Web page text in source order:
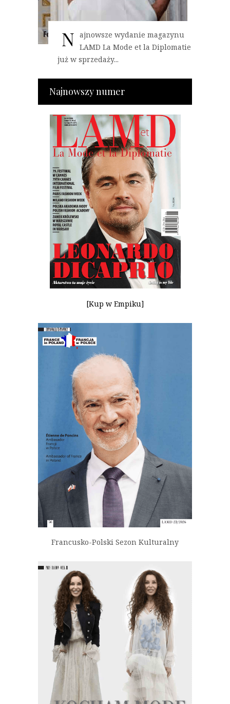
N ajnowsze wydanie magazynu
LAMD La Mode et la Diplomatie
już w sprzedaży...
Najnowszy numer
[Kup w Empiku]
Francusko-Polski Sezon Kulturalny